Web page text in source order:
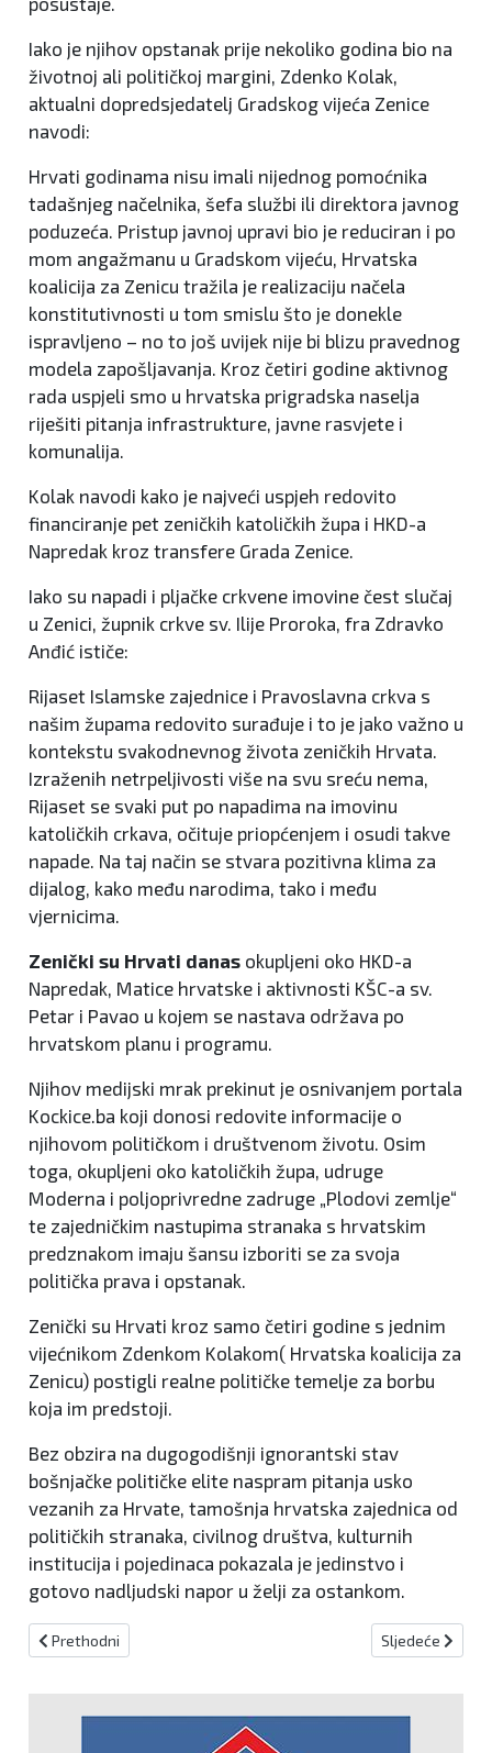
Iako je njihov opstanak prije nekoliko godina bio na
životnoj ali političkoj margini, Zdenko Kolak,
aktualni dopredsjedatelj Gradskog vijeća Zenice
navodi:
Hrvati godinama nisu imali nijednog pomoćnika
tadašnjeg načelnika, šefa službi ili direktora javnog
poduzeća. Pristup javnoj upravi bio je reduciran i po
mom angažmanu u Gradskom vijeću, Hrvatska
koalicija za Zenicu tražila je realizaciju načela
konstitutivnosti u tom smislu što je donekle
ispravljeno – no to još uvijek nije bi blizu pravednog
modela zapošljavanja. Kroz četiri godine aktivnog
rada uspjeli smo u hrvatska prigradska naselja
riješiti pitanja infrastrukture, javne rasvjete i
komunalija.
Kolak navodi kako je najveći uspjeh redovito
financiranje pet zeničkih katoličkih župa i HKD-a
Napredak kroz transfere Grada Zenice.
Iako su napadi i pljačke crkvene imovine čest slučaj
u Zenici, župnik crkve sv. Ilije Proroka, fra Zdravko
Anđić ističe:
Rijaset Islamske zajednice i Pravoslavna crkva s
našim župama redovito surađuje i to je jako važno u
kontekstu svakodnevnog života zeničkih Hrvata.
Izraženih netrpeljivosti više na svu sreću nema,
Rijaset se svaki put po napadima na imovinu
katoličkih crkava, očituje priopćenjem i osudi takve
napade. Na taj način se stvara pozitivna klima za
dijalog, kako među narodima, tako i među
vjernicima.
Zenički su Hrvati danas okupljeni oko HKD-a
Napredak, Matice hrvatske i aktivnosti KŠC-a sv.
Petar i Pavao u kojem se nastava održava po
hrvatskom planu i programu.
Njihov medijski mrak prekinut je osnivanjem portala
Kockice.ba koji donosi redovite informacije o
njihovom političkom i društvenom životu. Osim
toga, okupljeni oko katoličkih župa, udruge
Moderna i poljoprivredne zadruge „Plodovi zemlje“
te zajedničkim nastupima stranaka s hrvatskim
predznakom imaju šansu izboriti se za svoja
politička prava i opstanak.
Zenički su Hrvati kroz samo četiri godine s jednim
vijećnikom Zdenkom Kolakom( Hrvatska koalicija za
Zenicu) postigli realne političke temelje za borbu
koja im predstoji.
Bez obzira na dugogodišnji ignorantski stav
bošnjačke političke elite naspram pitanja usko
vezanih za Hrvate, tamošnja hrvatska zajednica od
političkih stranaka, civilnog društva, kulturnih
institucija i pojedinaca pokazala je jedinstvo i
gotovo nadljudski napor u želji za ostankom.
Prethodni članak: Federalni ministar Lasić posjetio Kreševo
Prethodni Sljedeći
Sljedeće